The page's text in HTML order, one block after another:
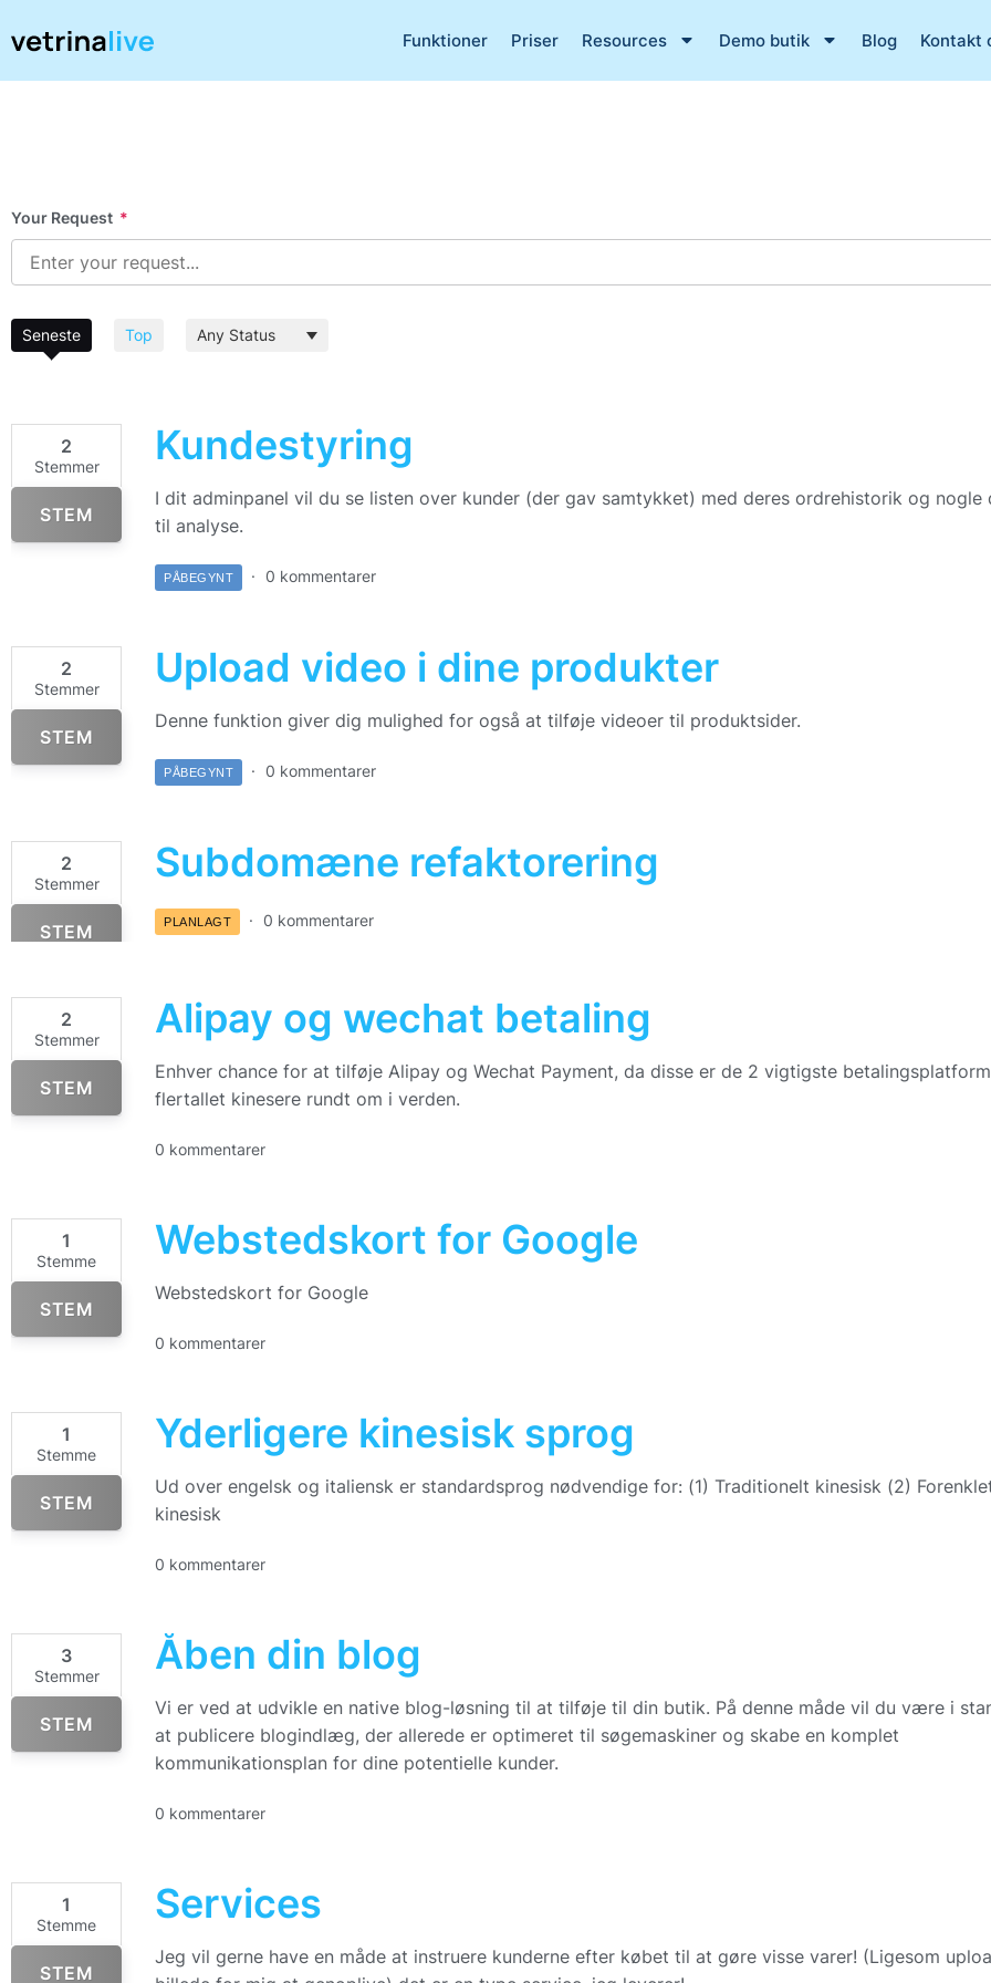
Funktioner Priser Resources Demo butik Blog Kontakt
Your Request *
Seneste Top
2
Stemmer
STEM
Kundestyring
I dit adminpanel vil du se listen over kunder (der gav samtykket) med deres ordrehistorik og nogle
til analyse.
PÅBEGYNT 0 kommentarer
2
Stemmer
STEM
Upload video i dine produkter
Denne funktion giver dig mulighed for også at tilføje videoer til produktsider.
PÅBEGYNT 0 kommentarer
2
Stemmer
STEM
Subdomæne refaktorering
PLANLAGT 0 kommentarer
2
Stemmer
STEM
Alipay og wechat betaling
Enhver chance for at tilføje Alipay og Wechat Payment, da disse er de 2 vigtigste
flertallet kinesere rundt om i verden.
0 kommentarer
1
Stemme
STEM
Webstedskort for Google
Webstedskort for Google
0 kommentarer
1
Stemme
STEM
Yderligere kinesisk sprog
Ud over engelsk og italiensk er standardsprog nødvendige for: (1) Traditionelt kinesisk (2)
kinesisk
0 kommentarer
3
Stemmer
STEM
Åben din blog
Vi er ved at udvikle en native blog-løsning til at tilføje til din butik. På denne måde vil du være i
at publicere blogindlæg, der allerede er optimeret til søgemaskiner og skabe en komplet
kommunikationsplan for dine potentielle kunder.
0 kommentarer
1
Stemme
STEM
Services
Jeg vil gerne have en måde at instruere kunderne efter købet til at gøre visse varer! (Ligesom